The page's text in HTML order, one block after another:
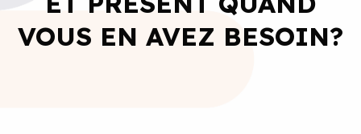
VOUS EN AVEZ BESOIN?